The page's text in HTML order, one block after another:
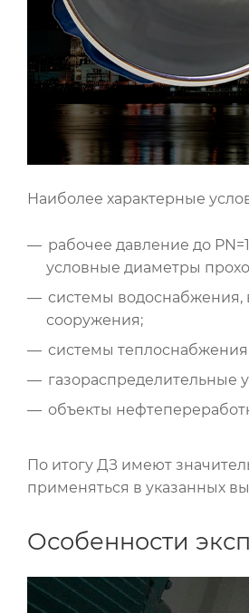
Наиболее характерные
рабочее давление до
условные диаметры
системы водоснабжения,
сооружения;
системы теплоснабжения
газораспределительные
объекты
По итогу ДЗ имеют
применяться в указанных
Особенности